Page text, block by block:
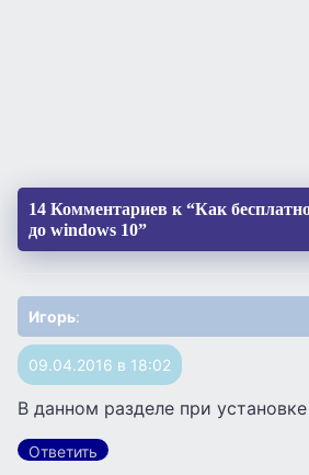
14 Комментариев к “Как
до windows 10”
Игорь:
09.04.2016 в 18:02
В данном разделе при
Ответить